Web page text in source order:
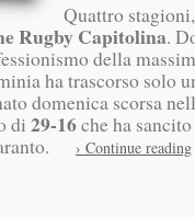
Quattro
Rugby Capitolina.
della
ha trascorso solo
domenica scorsa
di 29-16che ha
› Continue reading